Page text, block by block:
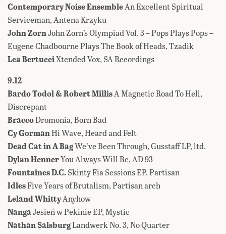
Contemporary Noise EnsembleAn Excellent Spiritual
Serviceman, Antena Krzyku
John ZornJohn Zorn’s Olympiad Vol. 3 – Pops Plays Pops –
Eugene Chadbourne Plays The Book of Heads, Tzadik
Lea BertucciXtended Vox, SA Recordings
9.12
Bardo Todol & Robert MillisA Magnetic Road To Hell,
Discrepant
BraccoDromonia, Born Bad
Cy GormanHi Wave, Heard and Felt
Dead Cat in A BagWe’ve Been Through, Gusstaff LP, ltd.
Dylan HennerYou Always Will Be, AD 93
Fountaines D.C.Skinty Fia Sessions EP, Partisan
IdlesFive Years of Brutalism, Partisan arch
Leland WhittyAnyhow
NangaJesień w Pekinie EP, Mystic
Nathan SalsburgLandwerk No. 3, No Quarter